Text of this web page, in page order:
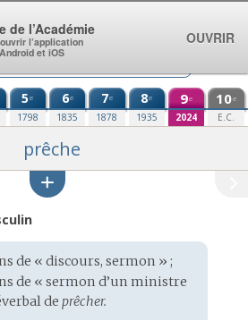
5e
1798
6e
1835
7e
1878
8e
1935
9e
2024
10e
E.C.
prêche
de « discours, sermon » ;
de « sermon d’un ministre
de prêcher.
de l’Académie
l’application
et iOS
OUVRIR